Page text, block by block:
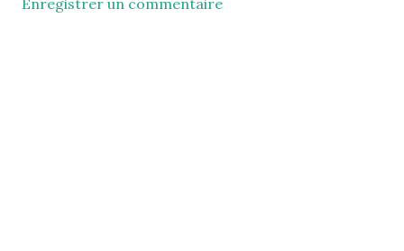
Enregistrer un commentaire